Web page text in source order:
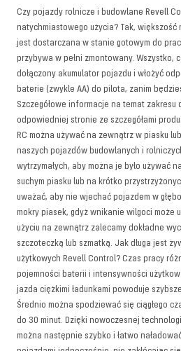
Czy pojazdy rolnicze i budowlane Revell
natychmiastowego użycia? Tak,
jest dostarczana w stanie gotowym do
przybywa w pełni zmontowany. Wszystko,
dołączony akumulator pojazdu i włożyć
baterie (zwykle AA) do pilota, zanim
Szczegółowe informacje na temat
odpowiedniej stronie ze szczegółami
RC można używać na zewnątrz w piasku
naszych pojazdów budowlanych i
wytrzymałych, aby można je było używać
suchym piasku lub na krótko
uważać, aby nie wjechać pojazdem w
mokry piasek, gdyż wnikanie wilgoci może
użyciu na zewnątrz zalecamy dokładne
szczoteczką lub szmatką. Jak długa jest
użytkowych Revell Control? Czas pracy
pojemności baterii i intensywności
jazda ciężkimi ładunkami powoduje
Średnio można spodziewać się ciągłego
do 30 minut. Dzięki nowoczesnej
można następnie szybko i łatwo